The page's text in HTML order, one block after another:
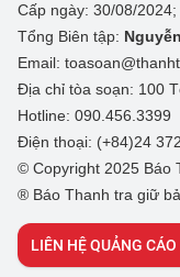
Cấp ngày: 30/08/
Tổng Biên tập:
Email:
Địa chỉ tòa soạn: 100
Hotline: 090.456.3399
Điện thoại: (+84)24
© Copyright 2025 Báo
® Báo Thanh tra giữ
LIÊN HỆ QUẢNG CÁO